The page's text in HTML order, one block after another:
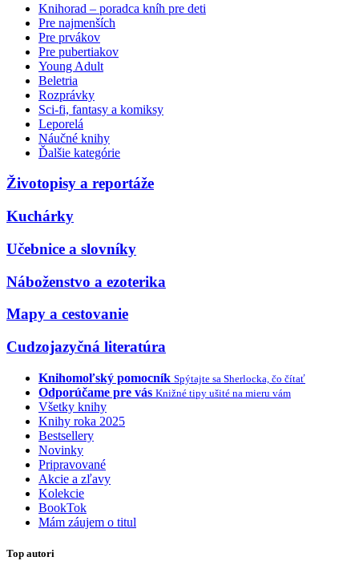
Knihorad – poradca kníh pre deti
Pre najmenších
Pre prvákov
Pre pubertiakov
Young Adult
Beletria
Rozprávky
Sci-fi, fantasy a komiksy
Leporelá
Náučné knihy
Ďalšie kategórie
Životopisy a reportáže
Kuchárky
Učebnice a slovníky
Náboženstvo a ezoterika
Mapy a cestovanie
Cudzojazyčná literatúra
Knihomoľský pomocník Spýtajte sa Sherlocka, čo čítať
Odporúčame pre vás Knižné tipy ušité na mieru vám
Všetky knihy
Knihy roka 2025
Bestsellery
Novinky
Pripravované
Akcie a zľavy
Kolekcie
BookTok
Mám záujem o titul
Top autori